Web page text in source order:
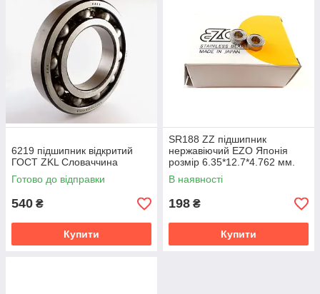
6219 підшипник відкритий
ГОСТ ZKL Словаччина
Готово до відправки
540 ₴
Купити
SR188 ZZ підшипник
нержавіючий EZO Японія
розмір 6.35*12.7*4.762 мм.
В наявності
198 ₴
Купити